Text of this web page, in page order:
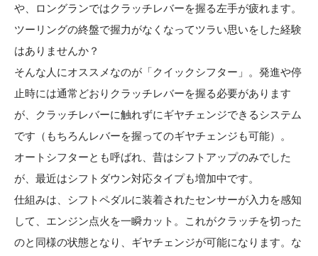
や、ロングランではクラッチレバーを握る左手が疲れます。
ツーリングの終盤で握力がなくなってツラい思いをした経験
はありませんか？
そんな人にオススメなのが「クイックシフター」。発進や停
止時には通常どおりクラッチレバーを握る必要があります
が、クラッチレバーに触れずにギヤチェンジできるシステム
です（もちろんレバーを握ってのギヤチェンジも可能）。
オートシフターとも呼ばれ、昔はシフトアップのみでした
が、最近はシフトダウン対応タイプも増加中です。
仕組みは、シフトペダルに装着されたセンサーが入力を感知
して、エンジン点火を一瞬カット。これがクラッチを切った
のと同様の状態となり、ギヤチェンジが可能になります。な